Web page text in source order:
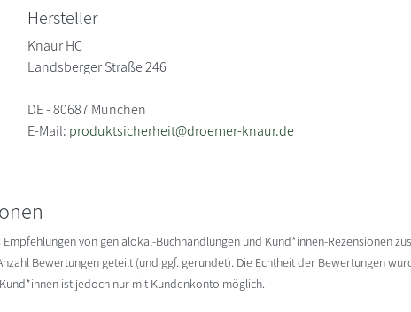
Hersteller
Knaur HC
Landsberger Straße 246
DE - 80687 München
E-Mail: produktsicherheit@droemer-knaur.de
von genialokal-Buchhandlungen und Kund*innen-Rezensionen
Bewertungen geteilt (und ggf. gerundet). Die Echtheit der Bewertungen
ist jedoch nur mit Kundenkonto möglich.